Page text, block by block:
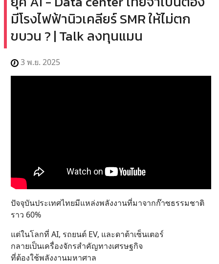
มีโรงไฟฟ้านิวเคลียร์ SMR ให้ไม่ตก
ขบวน ? | Talk ลงทุนแมน
3 พ.ย. 2025
ปัจจุบันประเทศไทยมีแหล่งพลังงานที่มาจากก๊าซธรรมชาติ
ราว 60%
แต่ในโลกที่ AI, รถยนต์ EV, และดาต้าเซ็นเตอร์
กลายเป็นเครื่องจักรสำคัญทางเศรษฐกิจ
ที่ต้องใช้พลังงานมหาศาล